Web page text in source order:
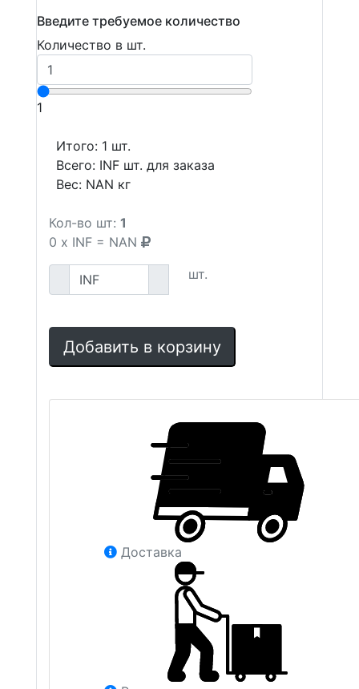
Введите требуемое количество
Количество в шт.
1
Итого: 1 шт.
Всего: INF шт. для заказа
Вес: NAN кг
Кол-во шт: 1
0 x INF = NAN
шт.
Добавить в корзину
Доставка